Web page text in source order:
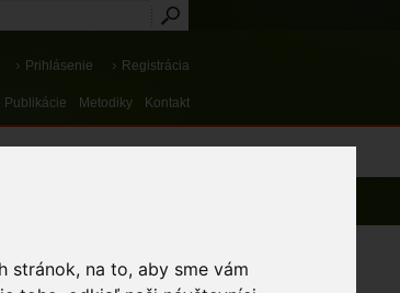
stránok, na to, aby sme vám
Prihlásenie Registrácia
Publikácie Metodiky Kontakt